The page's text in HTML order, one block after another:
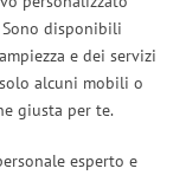
Sono disponibili
e dei servizi
alcuni mobili o
giusta per te.
esperto e